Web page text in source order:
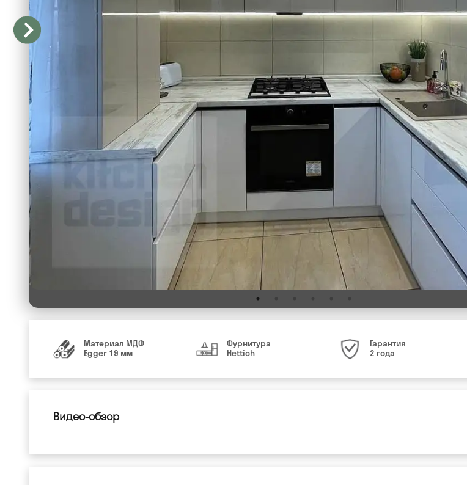
Материал МДФ
Egger 19 мм
Фурнитура
Hettich
Гарантия
2 года
Видео-обзор